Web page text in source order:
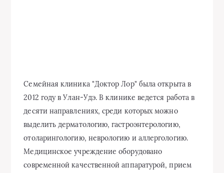
Семейная клиника "Доктор Лор" была открыта в
2012 году в Улан-Удэ. В клинике ведется работа в
десяти направлениях, среди которых можно
выделить дерматологию, гастроэнтерологию,
отоларингологию, неврологию и аллергологию.
Медицинское учреждение оборудовано
современной качественной аппаратурой, прием